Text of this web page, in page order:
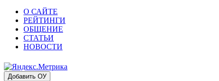
О САЙТЕ
РЕЙТИНГИ
ОБЩЕНИЕ
СТАТЬИ
НОВОСТИ
Добавить ОУ